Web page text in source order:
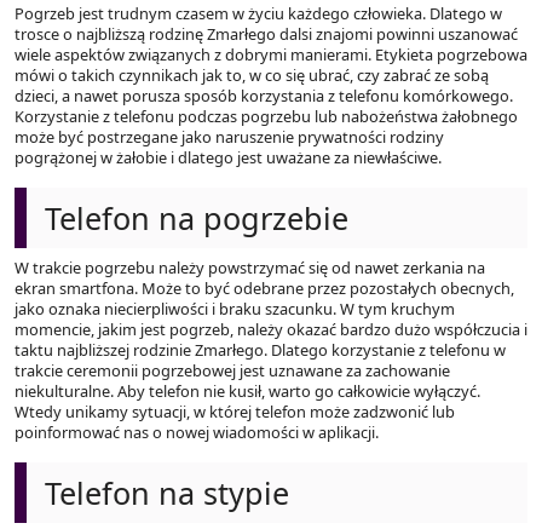
Pogrzeb jest trudnym czasem w życiu każdego człowieka. Dlatego w
trosce o najbliższą rodzinę Zmarłego dalsi znajomi powinni uszanować
wiele aspektów związanych z dobrymi manierami. Etykieta pogrzebowa
mówi o takich czynnikach jak to, w co się ubrać, czy zabrać ze sobą
dzieci, a nawet porusza sposób korzystania z telefonu komórkowego.
Korzystanie z telefonu podczas pogrzebu lub nabożeństwa żałobnego
może być postrzegane jako naruszenie prywatności rodziny
pogrążonej w żałobie i dlatego jest uważane za niewłaściwe.
Telefon na pogrzebie
W trakcie pogrzebu należy powstrzymać się od nawet zerkania na
ekran smartfona. Może to być odebrane przez pozostałych obecnych,
jako oznaka niecierpliwości i braku szacunku. W tym kruchym
momencie, jakim jest pogrzeb, należy okazać bardzo dużo współczucia i
taktu najbliższej rodzinie Zmarłego. Dlatego korzystanie z telefonu w
trakcie ceremonii pogrzebowej jest uznawane za zachowanie
niekulturalne. Aby telefon nie kusił, warto go całkowicie wyłączyć.
Wtedy unikamy sytuacji, w której telefon może zadzwonić lub
poinformować nas o nowej wiadomości w aplikacji.
Telefon na stypie